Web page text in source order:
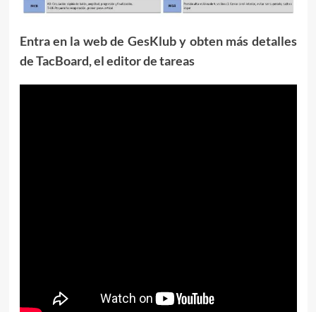
Entra en la web de GesKlub y obten más detalles
de TacBoard, el editor de tareas